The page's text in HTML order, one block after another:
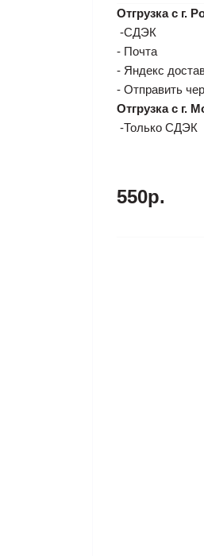
Отгрузка с г.
-СДЭК
- Почта
- Яндекс
- Отправить
Отгрузка с г.
-Только СДЭК
550р.